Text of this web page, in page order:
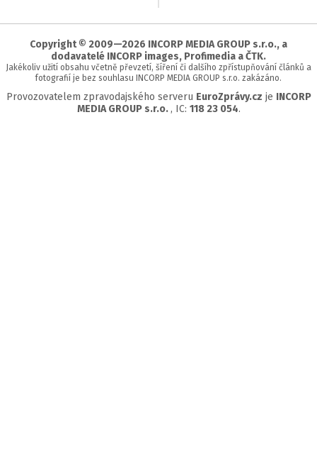
stránky
Copyright © 2009—2026 INCORP MEDIA GROUP s.r.o., a
dodavatelé INCORP images, Profimedia a ČTK.
Jakékoliv užití obsahu včetně převzetí, šíření či dalšího zpřístupňování článků a
fotografií je bez souhlasu INCORP MEDIA GROUP s.r.o. zakázáno.
Provozovatelem zpravodajského serveru EuroZprávy.cz je INCORP
MEDIA GROUP s.r.o. , IC: 118 23 054.